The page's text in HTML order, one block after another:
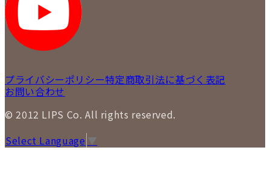
プライバシーポリシー特定商取引法に基づく表記
お問い合わせ
© 2012 LIPS Co. All rights reserved.
Select Language ▼